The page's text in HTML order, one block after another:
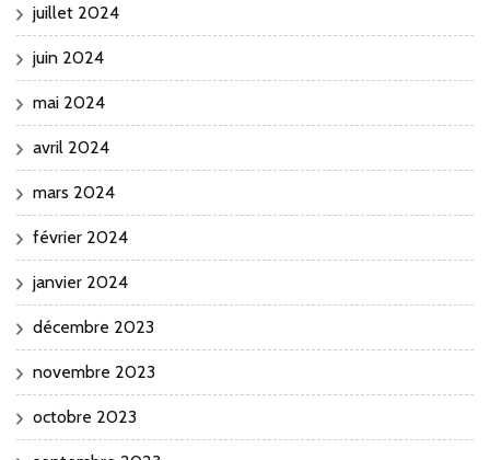
juillet 2024
juin 2024
mai 2024
avril 2024
mars 2024
février 2024
janvier 2024
décembre 2023
novembre 2023
octobre 2023